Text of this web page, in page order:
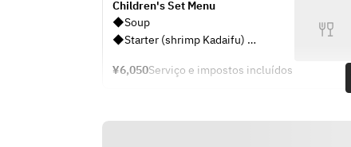
Children's Set Menu
◆Soup
◆Starter (shrimp Kadaifu)
broccoli sauce)
¥6,050Serviço e impostos incluídos